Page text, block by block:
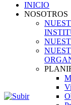
INICIO
NOSOTROS